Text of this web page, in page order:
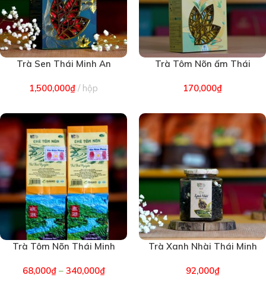
Trà Sen Thái Minh An
1,500,000₫ hộp
Trà Tôm Nõn ấm Thái
170,000₫
Trà Tôm Nõn Thái Minh
68,000₫– 340,000₫
Trà Xanh Nhài Thái Minh
92,000₫